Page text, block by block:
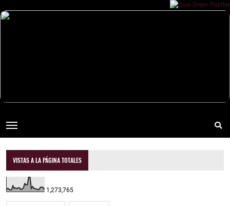
VISTAS A LA PÁGINA TOTALES
1,273,765